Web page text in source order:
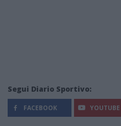
Segui Diario Sportivo:
FACEBOOK YOUTUBE